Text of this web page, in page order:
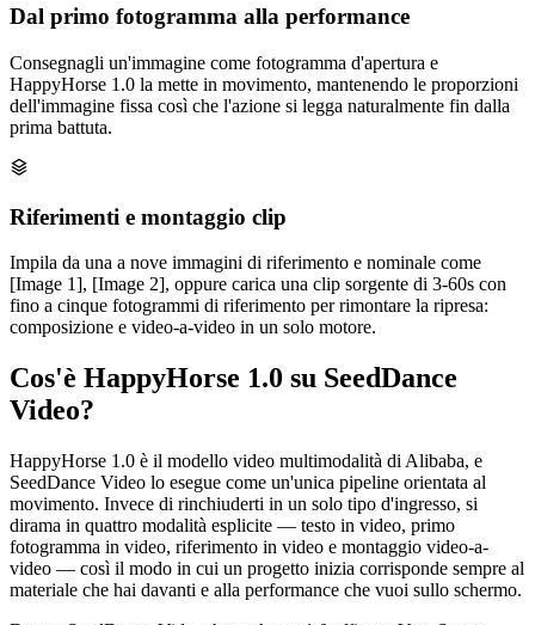
Dal primo fotogramma alla performance
Consegnagli un'immagine come fotogramma d'apertura e
HappyHorse 1.0 la mette in movimento, mantenendo le proporzioni
dell'immagine fissa così che l'azione si legga naturalmente fin dalla
prima battuta.
Riferimenti e montaggio clip
Impila da una a nove immagini di riferimento e nominale come
[Image 1], [Image 2], oppure carica una clip sorgente di 3-60s con
fino a cinque fotogrammi di riferimento per rimontare la ripresa:
composizione e video-a-video in un solo motore.
Cos'è HappyHorse 1.0 su SeedDance
Video?
HappyHorse 1.0 è il modello video multimodalità di Alibaba, e
SeedDance Video lo esegue come un'unica pipeline orientata al
movimento. Invece di rinchiuderti in un solo tipo d'ingresso, si
dirama in quattro modalità esplicite — testo in video, primo
fotogramma in video, riferimento in video e montaggio video-a-
video — così il modo in cui un progetto inizia corrisponde sempre al
materiale che hai davanti e alla performance che vuoi sullo schermo.